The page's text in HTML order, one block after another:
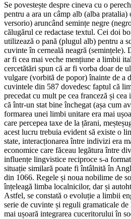
Se povestește despre cineva cu o
pentru a ara un câmp alb (alba
versorio) aruncând semințe negre
călugărul ce redactase textul. Cei doi
utilizează o pană (plugul alb) pentru a
cuvinte în cerneală neagră (semințele).
ar fi cea mai veche mențiune a limbii
cercetătări spun că ar fi vorba doar de
vulgare (vorbită de popor) înainte de a
cuvintele din 587 dovedesc faptul că
precedat cu mult pe cea franceză și cea
că într-un stat bine închegat (așa cum
formarea unei limbi unitare era mai
care percepea taxe de la țărani,
acest lucru trebuia evident să existe o
state, interacționarea între indivizi era
economice care făceau legătura între
influențe lingvistice reciproce s-a
situație similară poate fi întâlnită în
din 1066. Regele și noua nobilime de
înțeleagă limba localnicilor, dar și
Astfel, se constată o evoluție a limbii
serie de cuvinte și reguli gramaticale
mai ușoară integrarea cuceritorului în